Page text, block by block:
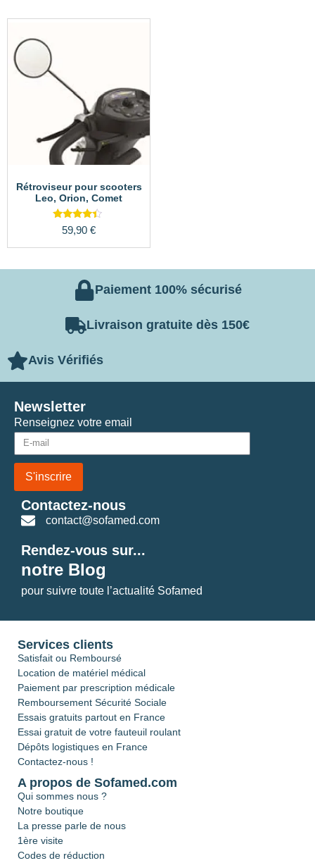
Rétroviseur pour scooters
Leo, Orion, Comet
Note
4.22
sur 5
59,90 €
Paiement 100% sécurisé
Livraison gratuite dès 150€
Avis Vérifiés
Renseignez votre email
S'inscrire
Newsletter
Contactez-nous
contact@sofamed.com
Rendez-vous sur...
notre Blog
pour suivre toute l’actualité Sofamed
Services clients
Satisfait ou Remboursé
Location de matériel médical
Paiement par prescription médicale
Remboursement Sécurité Sociale
Essais gratuits partout en France
Essai gratuit de votre fauteuil roulant
Dépôts logistiques en France
Contactez-nous !
A propos de Sofamed.com
Qui sommes nous ?
Notre boutique
La presse parle de nous
1ère visite
Codes de réduction